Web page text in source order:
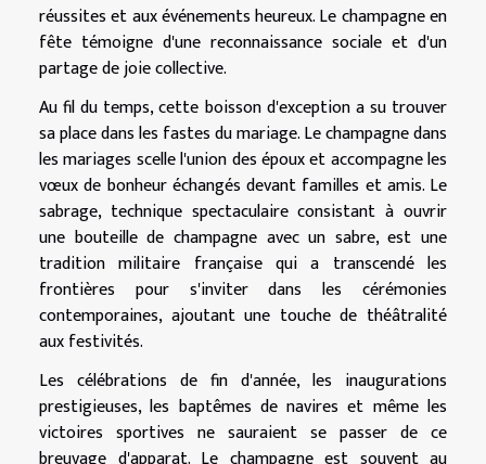
réussites et aux événements heureux. Le champagne en
fête témoigne d'une reconnaissance sociale et d'un
partage de joie collective.
Au fil du temps, cette boisson d'exception a su trouver
sa place dans les fastes du mariage. Le champagne dans
les mariages scelle l'union des époux et accompagne les
vœux de bonheur échangés devant familles et amis. Le
sabrage, technique spectaculaire consistant à ouvrir
une bouteille de champagne avec un sabre, est une
tradition militaire française qui a transcendé les
frontières pour s'inviter dans les cérémonies
contemporaines, ajoutant une touche de théâtralité
aux festivités.
Les célébrations de fin d'année, les inaugurations
prestigieuses, les baptêmes de navires et même les
victoires sportives ne sauraient se passer de ce